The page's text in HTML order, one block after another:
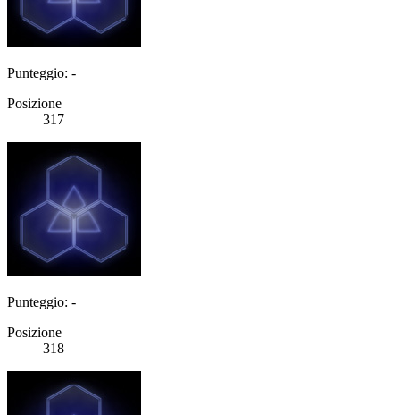
Punteggio: -
Posizione
317
Punteggio: -
Posizione
318